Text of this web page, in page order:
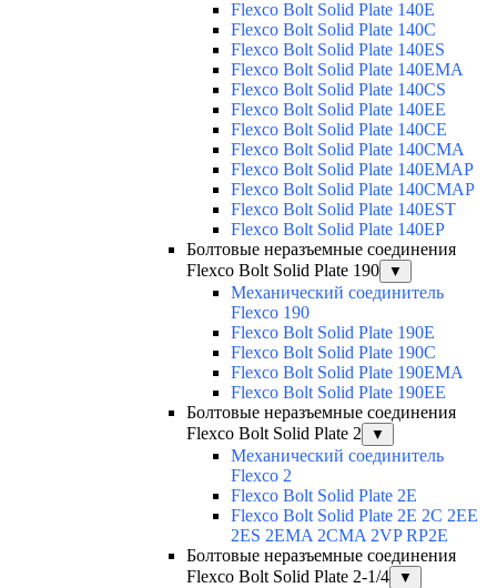
Flexco Bolt Solid Plate 140E
Flexco Bolt Solid Plate 140C
Flexco Bolt Solid Plate 140ES
Flexco Bolt Solid Plate 140EMA
Flexco Bolt Solid Plate 140CS
Flexco Bolt Solid Plate 140EE
Flexco Bolt Solid Plate 140CE
Flexco Bolt Solid Plate 140CMA
Flexco Bolt Solid Plate 140EMAP
Flexco Bolt Solid Plate 140CMAP
Flexco Bolt Solid Plate 140EST
Flexco Bolt Solid Plate 140EP
Болтовые неразъемные соединения
Flexco Bolt Solid Plate 190
▼
Механический соединитель
Flexco 190
Flexco Bolt Solid Plate 190E
Flexco Bolt Solid Plate 190C
Flexco Bolt Solid Plate 190EMA
Flexco Bolt Solid Plate 190EE
Болтовые неразъемные соединения
Flexco Bolt Solid Plate 2
▼
Механический соединитель
Flexco 2
Flexco Bolt Solid Plate 2E
Flexco Bolt Solid Plate 2Е 2С 2ЕЕ
2ES 2EMA 2CMA 2VP RP2E
Болтовые неразъемные соединения
Flexco Bolt Solid Plate 2-1/4
▼